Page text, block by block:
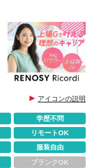
アイコンの説明
学歴不問
リモートOK
服装自由
ブランクOK